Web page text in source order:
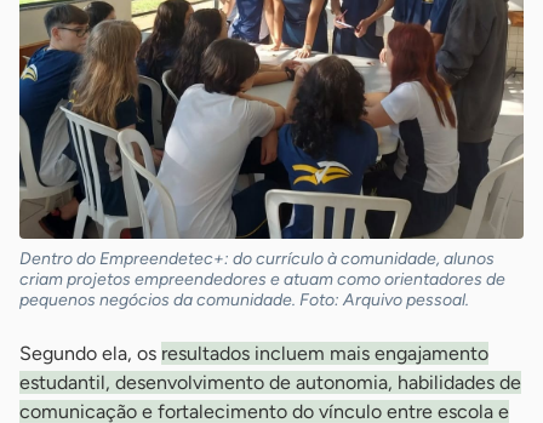
Dentro do Empreendetec+: do currículo à comunidade, alunos
criam projetos empreendedores e atuam como orientadores de
pequenos negócios da comunidade. Foto: Arquivo pessoal.
Segundo ela, os resultados incluem mais engajamento
estudantil, desenvolvimento de autonomia, habilidades de
comunicação e fortalecimento do vínculo entre escola e